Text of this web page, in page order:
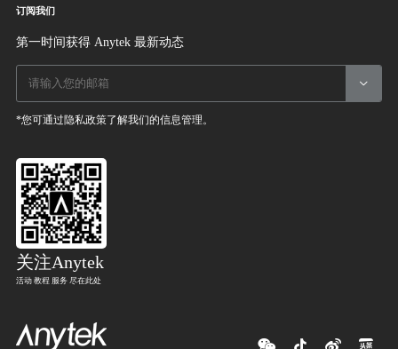
订阅我们
第一时间获得 Anytek 最新动态

*您可通过隐私政策了解我们的信息管理。
关注Anytek
活动 教程 服务 尽在此处
   